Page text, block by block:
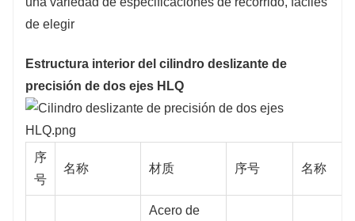
de elegir
Estructura interior del cilindro deslizante de
precisión de dos ejes HLQ
序
号
名称 材质 序号 名称
Acero de